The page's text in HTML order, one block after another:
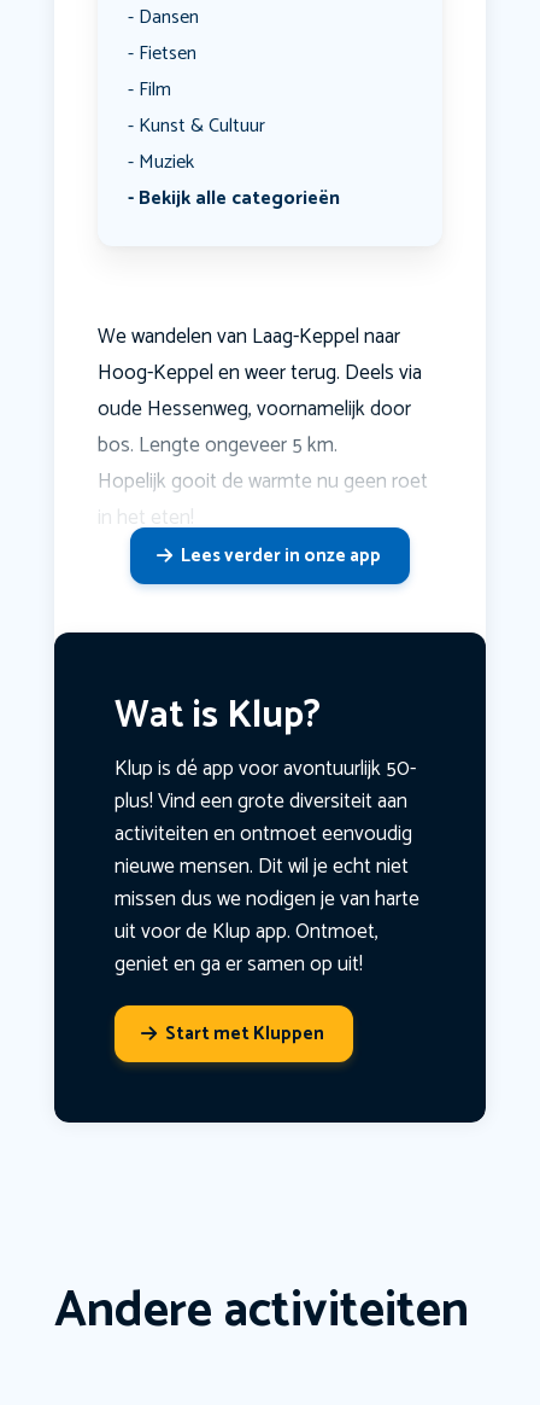
Dansen
Fietsen
Film
Kunst & Cultuur
Muziek
Bekijk alle categorieën
We wandelen van Laag-Keppel naar
Hoog-Keppel en weer terug. Deels via
oude Hessenweg, voornamelijk door
bos. Lengte ongeveer 5 km.
Hopelijk gooit de warmte nu geen roet
in het eten!
Lees verder in onze app
Wat is Klup?
Klup is dé app voor avontuurlijk 50-
plus! Vind een grote diversiteit aan
activiteiten en ontmoet eenvoudig
nieuwe mensen. Dit wil je echt niet
missen dus we nodigen je van harte
uit voor de Klup app. Ontmoet,
geniet en ga er samen op uit!
Start met Kluppen
Andere activiteiten